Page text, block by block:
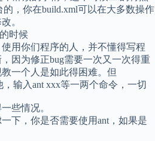
的，你在build.xml可以在大多数操作
。
时候
用你们程序的人，并不懂得写程
因为修正bug需要一次又一次得重
一个人是如此得困难。但
输入ant xxx等一两个命令，一切
些情况。
下，你是否需要使用ant，如果是